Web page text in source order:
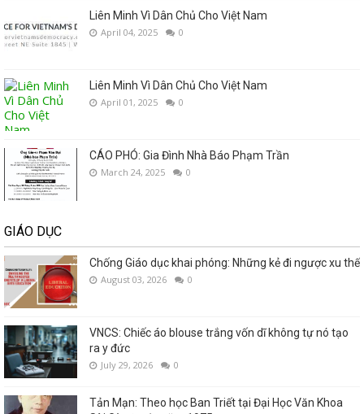
Liên Minh Vì Dân Chủ Cho Việt Nam
April 04, 2025 0
Liên Minh Vì Dân Chủ Cho Việt Nam
April 01, 2025 0
CÁO PHÓ: Gia Đình Nhà Báo Phạm Trần
March 24, 2025 0
GIÁO DỤC
Chống Giáo dục khai phóng: Những kẻ đi ngược xu thế
August 03, 2026 0
VNCS: Chiếc áo blouse trắng vốn dĩ không tự nó tạo
ra y đức
July 29, 2026 0
Tản Mạn: Theo học Ban Triết tại Đại Học Văn Khoa